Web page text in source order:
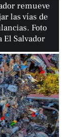
remueve
las vías de
Foto
El Salvador